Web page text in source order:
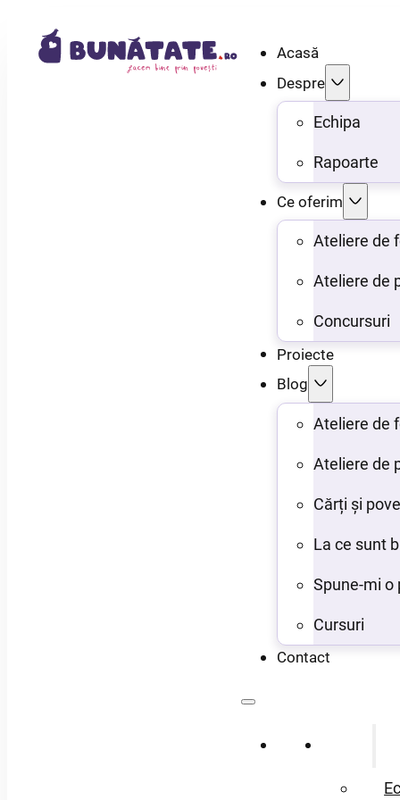
Acasă
Despre
Echipa
Rapoarte
Ce oferim
Ateliere de
Ateliere de
Concursuri
Proiecte
Blog
Ateliere de
Ateliere de
Cărți și
La ce sunt
Spune-mi o
Cursuri
Contact
Acasă